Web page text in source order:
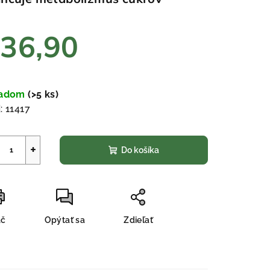
(>5 ks)
11417
+ Do košíka
Opýtať sa Zdieľať